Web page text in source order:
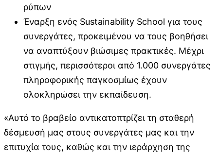
ρύπων
Έναρξη ενός Sustainability School για τους
συνεργάτες, προκειμένου να τους βοηθήσει
να αναπτύξουν βιώσιμες πρακτικές. Μέχρι
στιγμής, περισσότεροι από 1.000 συνεργάτες
πληροφορικής παγκοσμίως έχουν
ολοκληρώσει την εκπαίδευση.
«Αυτό το βραβείο αντικατοπτρίζει τη σταθερή
δέσμευσή μας στους συνεργάτες μας και την
επιτυχία τους, καθώς και την ιεράρχηση της